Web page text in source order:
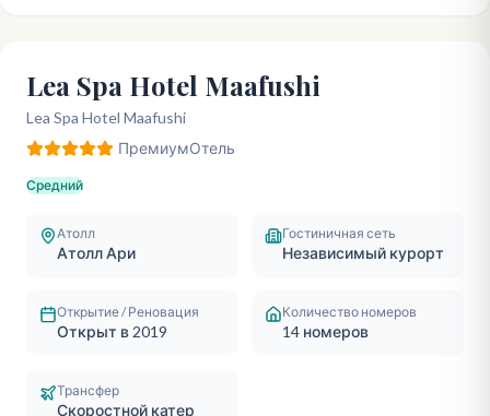
Lea Spa Hotel Maafushi
Lea Spa Hotel Maafushi
ПремиумОтель
Средний
Атолл
Атолл Ари
Гостиничная сеть
Независимый курорт
Открытие / Реновация
Открыт в 2019
Количество номеров
14 номеров
Трансфер
Скоростной катер